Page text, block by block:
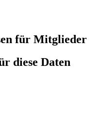
für Mitglieder
diese Daten